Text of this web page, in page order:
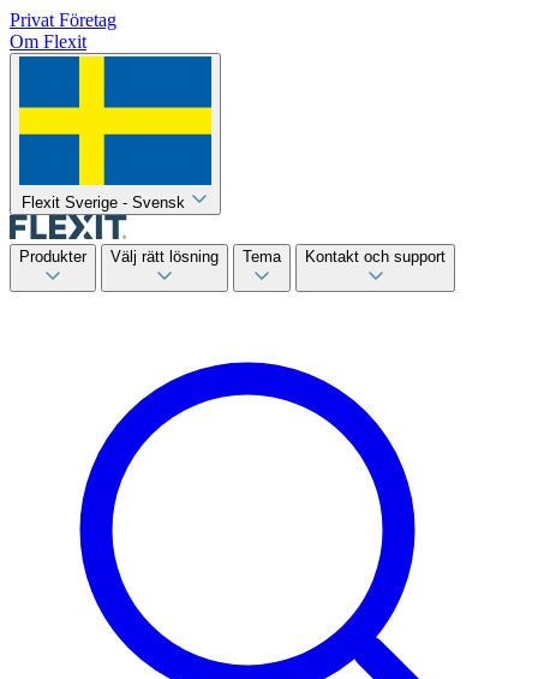
Privat Företag
Om Flexit
Flexit Sverige - Svensk
Produkter Välj rätt lösning Tema Kontakt och support